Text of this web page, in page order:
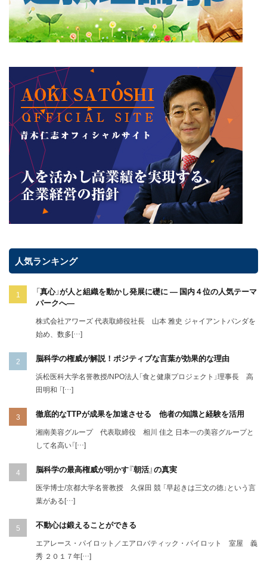
人気ランキング
「真心」が人と組織を動かし発展に礎に ― 国内４位の人気テーマ
パークへ―
株式会社アワーズ 代表取締役社長 山本 雅史 ジャイアントパンダを
始め、数多[…]
脳科学の権威が解説！ポジティブな言葉が効果的な理由
浜松医科大学名誉教授/NPO法人「食と健康プロジェクト」理事長 高
田明和 「[…]
徹底的なTTPが成果を加速させる 他者の知識と経験を活用
湘南美容グループ 代表取締役 相川 佳之 日本一の美容グループと
して名高い「[…]
脳科学の最高権威が明かす『朝活』の真実
医学博士/京都大学名誉教授 久保田 競 「早起きは三文の徳」という言
葉がある[…]
不動心は鍛えることができる
エアレース・パイロット／エアロバティック・パイロット 室屋 義
秀 ２０１７年[…]